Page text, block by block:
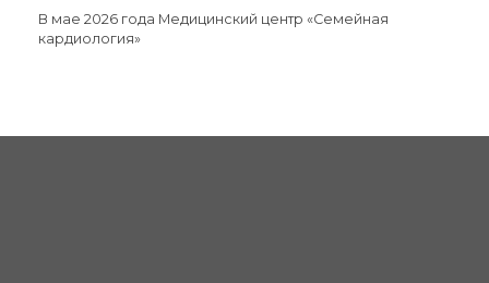
В мае 2026 года Медицинский центр «Семейная
кардиология»